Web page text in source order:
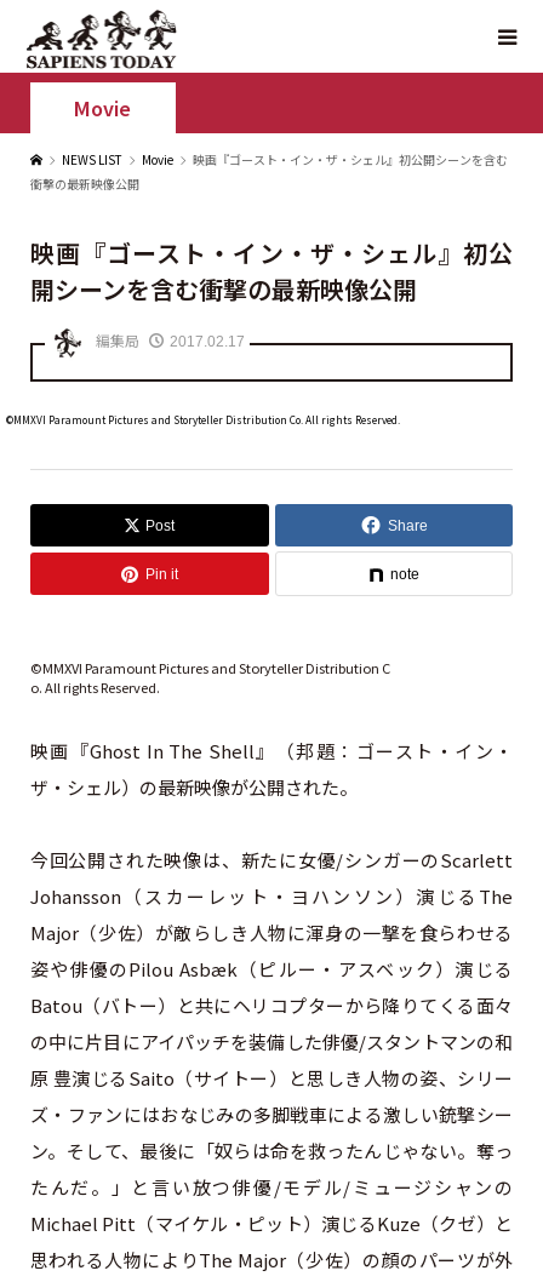
Movie
NEWS LIST Movie
映画『ゴースト・イン・ザ・シェル』初公開シーンを含む
衝撃の最新映像公開
映画『ゴースト・イン・ザ・シェル』初公
開シーンを含む衝撃の最新映像公開
編集局 2017.02.17
©MMXVI Paramount Pictures and Storyteller Distribution Co. All rights Reserved.
Post Share
Pin it note
©MMXVI Paramount Pictures and Storyteller Distribution C
o. All rights Reserved.
映画『Ghost In The Shell』（邦題：ゴースト・イン・
ザ・シェル）の最新映像が公開された。
今回公開された映像は、新たに女優/シンガーのScarlett
Johansson（スカーレット・ヨハンソン）演じるThe
Major（少佐）が敵らしき人物に渾身の一撃を食らわせる
姿や俳優のPilou Asbæk（ピルー・アスベック）演じる
Batou（バトー）と共にヘリコプターから降りてくる面々
の中に片目にアイパッチを装備した俳優/スタントマンの和
原 豊演じるSaito（サイトー）と思しき人物の姿、シリー
ズ・ファンにはおなじみの多脚戦車による激しい銃撃シー
ン。そして、最後に「奴らは命を救ったんじゃない。奪っ
たんだ。」と言い放つ俳優/モデル/ミュージシャンの
Michael Pitt（マイケル・ピット）演じるKuze（クゼ）と
思われる人物によりThe Major（少佐）の顔のパーツが外